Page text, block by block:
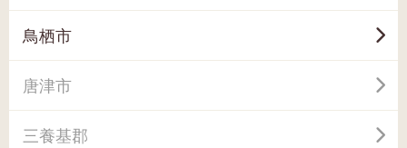
鳥栖市
唐津市
三養基郡